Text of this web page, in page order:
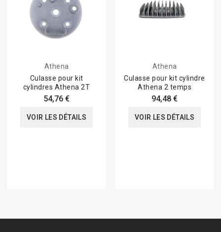
Athena
Culasse pour kit
cylindres Athena 2T
54,76 €
VOIR LES DÉTAILS
Athena
Culasse pour kit cylindre
Athena 2 temps
94,48 €
VOIR LES DÉTAILS